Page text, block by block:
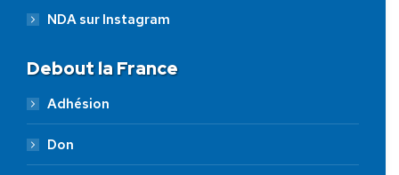
NDA sur Instagram
Debout la France
Adhésion
Don